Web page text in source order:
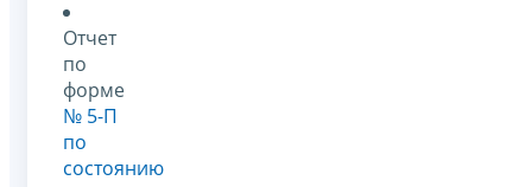
Отчет
по
форме
№ 5-П
по
состоянию